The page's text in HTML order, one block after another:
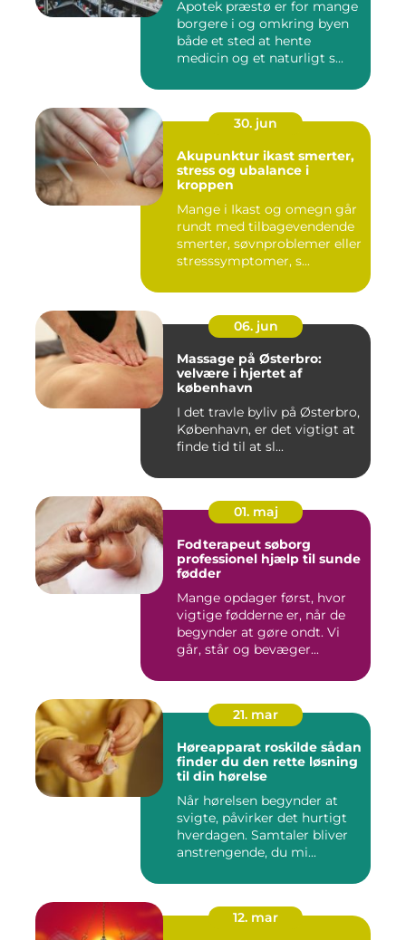
Apotek præstø er for mange
borgere i og omkring byen
både et sted at hente
medicin og et naturligt s...
30. jun
Akupunktur ikast smerter,
stress og ubalance i
kroppen
Mange i Ikast og omegn går
rundt med tilbagevendende
smerter, søvnproblemer eller
stresssymptomer, s...
06. jun
Massage på Østerbro:
velvære i hjertet af
københavn
I det travle byliv på Østerbro,
København, er det vigtigt at
finde tid til at sl...
01. maj
Fodterapeut søborg
professionel hjælp til sunde
fødder
Mange opdager først, hvor
vigtige fødderne er, når de
begynder at gøre ondt. Vi
går, står og bevæger...
21. mar
Høreapparat roskilde sådan
finder du den rette løsning
til din hørelse
Når hørelsen begynder at
svigte, påvirker det hurtigt
hverdagen. Samtaler bliver
anstrengende, du mi...
12. mar